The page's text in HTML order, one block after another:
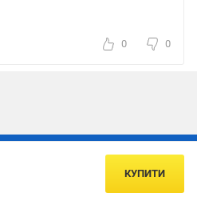
0 0
КУПИТИ
першим про акції та пропозиції
ПІДПИСАТИСЯ